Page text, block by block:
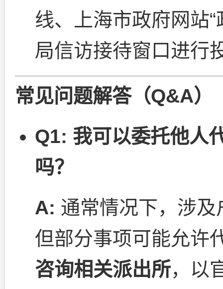
线、上海市政府网站
局信访接待窗口进行
常见问题解答（Q&A）
Q1: 我可以委托他人
吗？
A: 通常情况下，涉
但部分事项可能允许
咨询相关派出所，以